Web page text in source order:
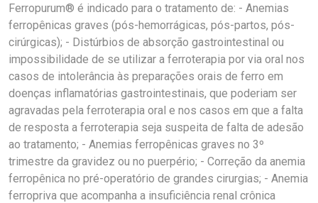
Ferropurum® é indicado para o tratamento de: - Anemias
ferropênicas graves (pós-hemorrágicas, pós-partos, pós-
cirúrgicas); - Distúrbios de absorção gastrointestinal ou
impossibilidade de se utilizar a ferroterapia por via oral nos
casos de intolerância às preparações orais de ferro em
doenças inflamatórias gastrointestinais, que poderiam ser
agravadas pela ferroterapia oral e nos casos em que a falta
de resposta a ferroterapia seja suspeita de falta de adesão
ao tratamento; - Anemias ferropênicas graves no 3º
trimestre da gravidez ou no puerpério; - Correção da anemia
ferropênica no pré-operatório de grandes cirurgias; - Anemia
ferropriva que acompanha a insuficiência renal crônica